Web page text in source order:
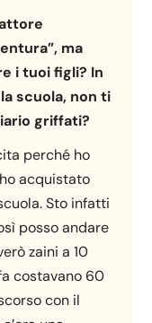
ma
i tuoi figli? In
scuola, non ti
griffati?
perché ho
acquistato
Sto infatti
posso andare
zaini a 10
costavano 60
con il